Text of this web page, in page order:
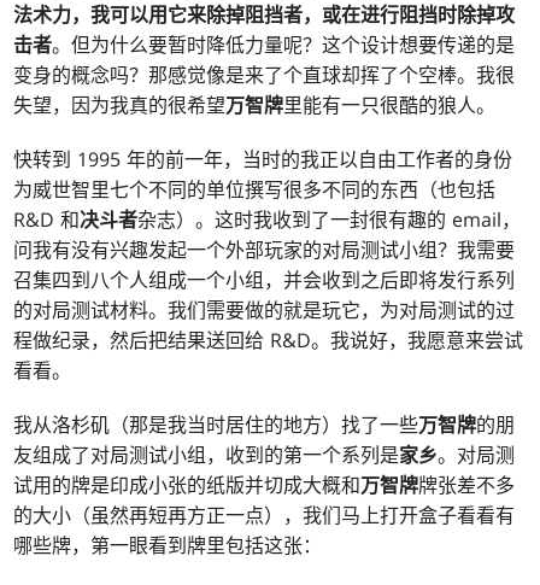
法术力，我可以用它来除掉阻挡者，或在进行阻挡时除掉攻
击者。但为什么要暂时降低力量呢？这个设计想要传递的是
变身的概念吗？那感觉像是来了个直球却挥了个空棒。我很
失望，因为我真的很希望万智牌里能有一只很酷的狼人。
快转到 1995 年的前一年，当时的我正以自由工作者的身份
为威世智里七个不同的单位撰写很多不同的东西（也包括
R&D 和决斗者杂志）。这时我收到了一封很有趣的 email，
问我有没有兴趣发起一个外部玩家的对局测试小组？我需要
召集四到八个人组成一个小组，并会收到之后即将发行系列
的对局测试材料。我们需要做的就是玩它，为对局测试的过
程做纪录，然后把结果送回给 R&D。我说好，我愿意来尝试
看看。
我从洛杉矶（那是我当时居住的地方）找了一些万智牌的朋
友组成了对局测试小组，收到的第一个系列是家乡。对局测
试用的牌是印成小张的纸版并切成大概和万智牌牌张差不多
的大小（虽然再短再方正一点），我们马上打开盒子看看有
哪些牌，第一眼看到牌里包括这张：